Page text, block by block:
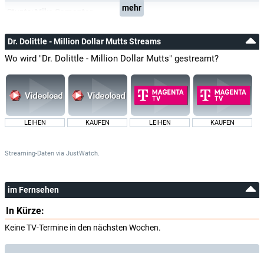
mehr
Dr. Dolittle - Million Dollar Mutts Streams
Wo wird "Dr. Dolittle - Million Dollar Mutts" gestreamt?
LEIHEN KAUFEN LEIHEN KAUFEN
Streaming-Daten via JustWatch.
im Fernsehen
In Kürze:
Keine TV-Termine in den nächsten Wochen.